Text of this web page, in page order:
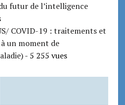
futur de l’intelligence
COVID-19 : traitements et
un moment de
- 5 255 vues